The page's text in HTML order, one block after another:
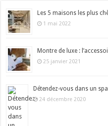
Les 5 maisons les plus
1 mai 2022
Montre de luxe :
25 janvier 2021
Détendez-vous dans un
24 décembre 2020